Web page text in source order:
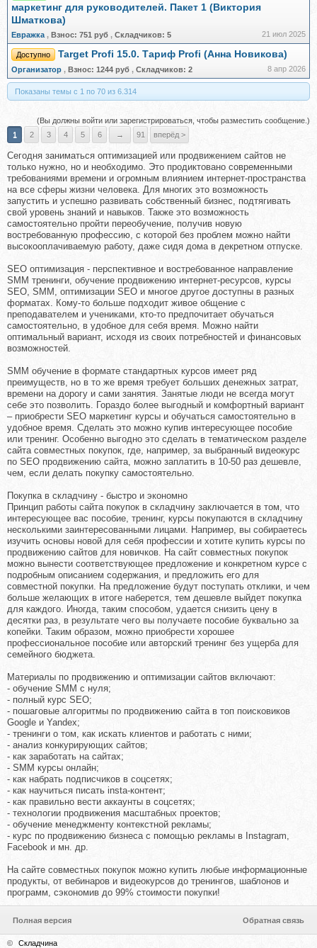
маркетинг для руководителей. Пакет 1 (Виктория
Шматкова)
Евражкa , Взнос: 751 руб , Складчиков: 5 21 июл 2025
Доступно Target Profi 15.0. Тариф Profi (Анна Новикова)
Организатор , Взнос: 1244 руб , Складчиков: 2 8 апр 2026
Показаны темы с 1 по 70 из 6.314
(Вы должны войти или зарегистрироваться, чтобы разместить сообщение.)
1
2 3 4 5 6 → 91 вперёд >
Сегодня заниматься оптимизацией или продвижением сайтов не
только нужно, но и необходимо. Это продиктовано современными
требованиями времени и огромным влиянием интернет-пространства
на все сферы жизни человека. Для многих это возможность
запустить и успешно развивать собственный бизнес, подтягивать
свой уровень знаний и навыков. Также это возможность
самостоятельно пройти переобучение, получив новую
востребованную профессию, с которой без проблем можно найти
высокооплачиваемую работу, даже сидя дома в декретном отпуске.
SEO оптимизация - перспективное и востребованное направление
SMM тренинги, обучение продвижению интернет-ресурсов, курсы
SEO, SMM, оптимизации SEO и многое другое доступны в разных
форматах. Кому-то больше подходит живое общение с
преподавателем и учениками, кто-то предпочитает обучаться
самостоятельно, в удобное для себя время. Можно найти
оптимальный вариант, исходя из своих потребностей и финансовых
возможностей.
SMM обучение в формате стандартных курсов имеет ряд
преимуществ, но в то же время требует больших денежных затрат,
времени на дорогу и сами занятия. Занятые люди не всегда могут
себе это позволить. Гораздо более выгодный и комфортный вариант
– приобрести SEO маркетинг курсы и обучаться самостоятельно в
удобное время. Сделать это можно купив интересующее пособие
или тренинг. Особенно выгодно это сделать в тематическом разделе
сайта совместных покупок, где, например, за выбранный видеокурс
по SEO продвижению сайта, можно заплатить в 10-50 раз дешевле,
чем, если делать покупку самостоятельно.
Покупка в складчину - быстро и экономно
Принцип работы сайта покупок в складчину заключается в том, что
интересующее вас пособие, тренинг, курсы покупаются в складчину
несколькими заинтересованными лицами. Например, вы собираетесь
изучить основы новой для себя профессии и хотите купить курсы по
продвижению сайтов для новичков. На сайт совместных покупок
можно вынести соответствующее предложение и конкретном курсе с
подробным описанием содержания, и предложить его для
совместной покупки. На предложение будут поступать отклики, и чем
больше желающих в итоге наберется, тем дешевле выйдет покупка
для каждого. Иногда, таким способом, удается снизить цену в
десятки раз, в результате чего вы получаете пособие буквально за
копейки. Таким образом, можно приобрести хорошее
профессиональное пособие или авторский тренинг без ущерба для
семейного бюджета.
Материалы по продвижению и оптимизации сайтов включают:
- обучение SMM с нуля;
- полный курс SEO;
- пошаговые алгоритмы по продвижению сайта в топ поисковиков
Google и Yandex;
- тренинги о том, как искать клиентов и работать с ними;
- анализ конкурирующих сайтов;
- как заработать на сайтах;
- SMM курсы онлайн;
- как набрать подписчиков в соцсетях;
- как научиться писать insta-контент;
- как правильно вести аккаунты в соцсетях;
- технологии продвижения масштабных проектов;
- обучение менеджменту контекстной рекламы;
- курс по продвижению бизнеса с помощью рекламы в Instagram,
Facebook и мн. др.
На сайте совместных покупок можно купить любые информационные
продукты, от вебинаров и видеокурсов до тренингов, шаблонов и
программ, сэкономив до 99% стоимости покупки!
Полная версия Обратная связь
© Складчина